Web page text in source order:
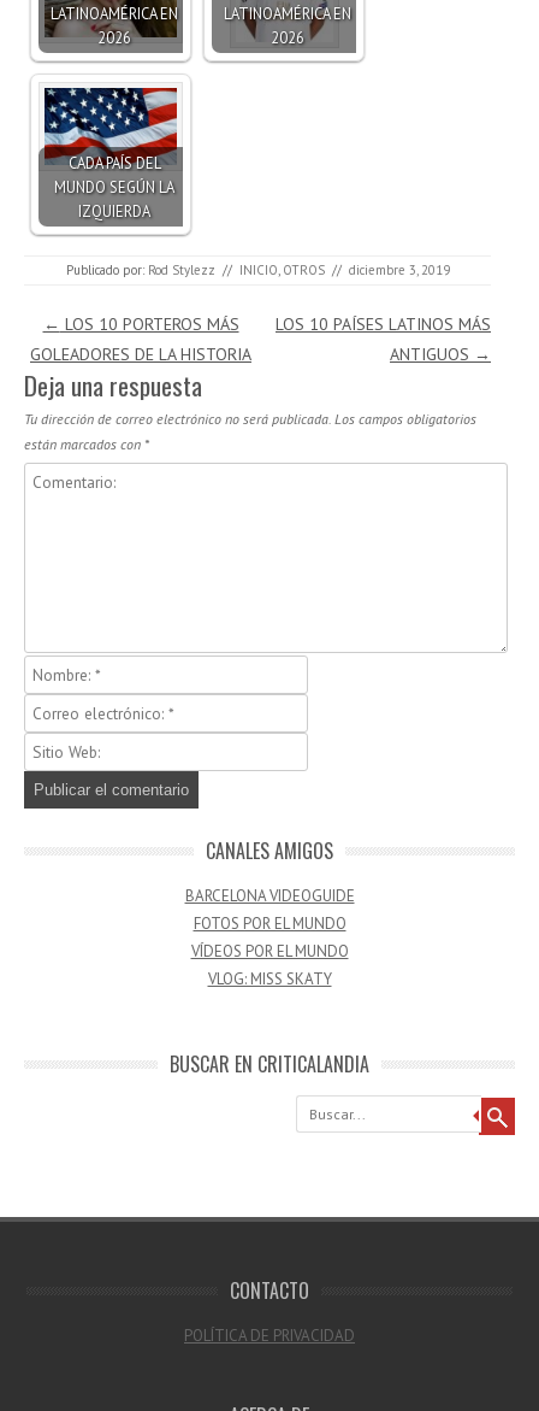
LATINOAMÉRICA EN
2026
LATINOAMÉRICA EN
2026
CADA PAÍS DEL
MUNDO SEGÚN LA
IZQUIERDA
Publicado por: Rod Stylezz // INICIO OTROS // diciembre 3, 2019
Navegación de entradas
← LOS 10 PORTEROS MÁS
GOLEADORES DE LA HISTORIA
LOS 10 PAÍSES LATINOS MÁS
ANTIGUOS →
Deja una respuesta
Tu dirección de correo electrónico no será publicada. Los campos obligatorios
están marcados con *
CANALES AMIGOS
BARCELONA VIDEOGUIDE
FOTOS POR EL MUNDO
VÍDEOS POR EL MUNDO
VLOG: MISS SKATY
BUSCAR EN CRITICALANDIA
Buscar
CONTACTO
POLÍTICA DE PRIVACIDAD